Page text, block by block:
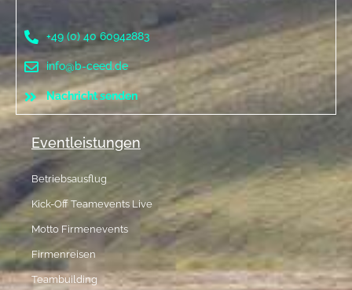
+49 (0) 40 60942883
info@b-ceed.de
Nachricht senden
Eventleistungen
Betriebsausflug
Kick-Off Teamevents Live
Motto Firmenevents
Firmenreisen
Teambuilding